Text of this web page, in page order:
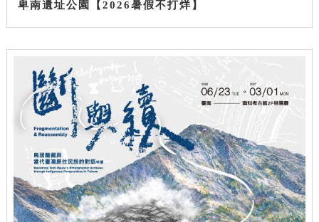
卑南遺址公園【2026暑假不打烊】